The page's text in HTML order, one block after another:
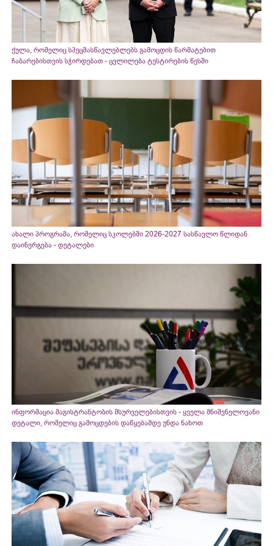
ქულა, რომელიც სპეცმასწავლებლებს გამოცდის წარმატებით
ჩაბარებისთვის სჭირდებათ - ცვლილება ტესტირების წესში
ახალი პროგრამა, რომელიც სკოლებში 2026-2027 სასწავლო წლიდან
დაინერგება - დეტალები
ინფორმაცია მაგისტრანტობის მსურველებისთვის - ყველა მნიშვნელოვანი
დეტალი, რომელიც გამოცდების დაწყებამდე უნდა ნახოთ